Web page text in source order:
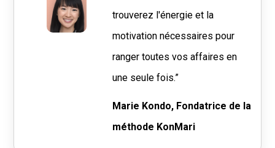
trouverez l'énergie et la
motivation nécessaires pour
ranger toutes vos affaires en
une seule fois.”
Marie Kondo, Fondatrice de la
méthode KonMari